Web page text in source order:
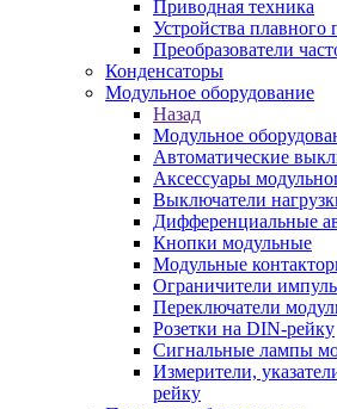
Приводная техника
Устройства плавного
Преобразователи
Конденсаторы
Модульное оборудование
Назад
Модульное
Автоматические
Аксессуары
Выключатели
Дифференциальные
Кнопки модульные
Модульные
Ограничители
Переключатели
Розетки на DIN-рейку
Сигнальные лампы
Измерители,
рейку